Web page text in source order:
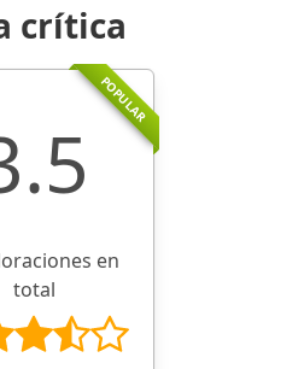
crítica
POPULAR
en
total